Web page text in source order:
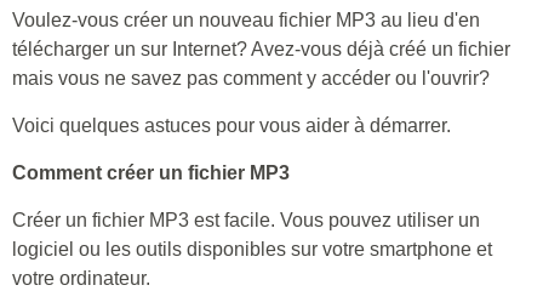
Voulez-vous créer un nouveau fichier MP3 au lieu d'en
télécharger un sur Internet? Avez-vous déjà créé un fichier
mais vous ne savez pas comment y accéder ou l'ouvrir?
Voici quelques astuces pour vous aider à démarrer.
Comment créer un fichier MP3
Créer un fichier MP3 est facile. Vous pouvez utiliser un
logiciel ou les outils disponibles sur votre smartphone et
votre ordinateur.